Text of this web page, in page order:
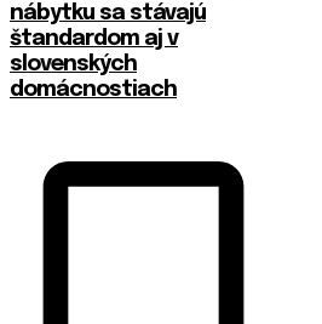
nábytku sa stávajú
štandardom aj v
slovenských
domácnostiach